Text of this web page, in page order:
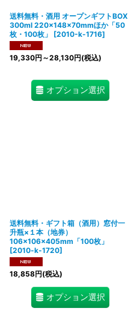
送料無料・酒用 オープンギフトBOX
300ml 220×148×70mmほか「50
枚・100枚」
[2010-k-1716]
19,330円 ～28,130円(税込)
オプション選択
送料無料・ギフト箱（酒用）窓付一
升瓶×１本（地券）
106×106×405mm「100枚」
[2010-k-1720]
18,858円(税込)
オプション選択